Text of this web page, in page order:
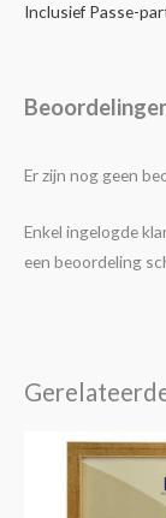
Inclusief Passe-
Er zijn nog geen
Enkel ingelogde
een beoordeling